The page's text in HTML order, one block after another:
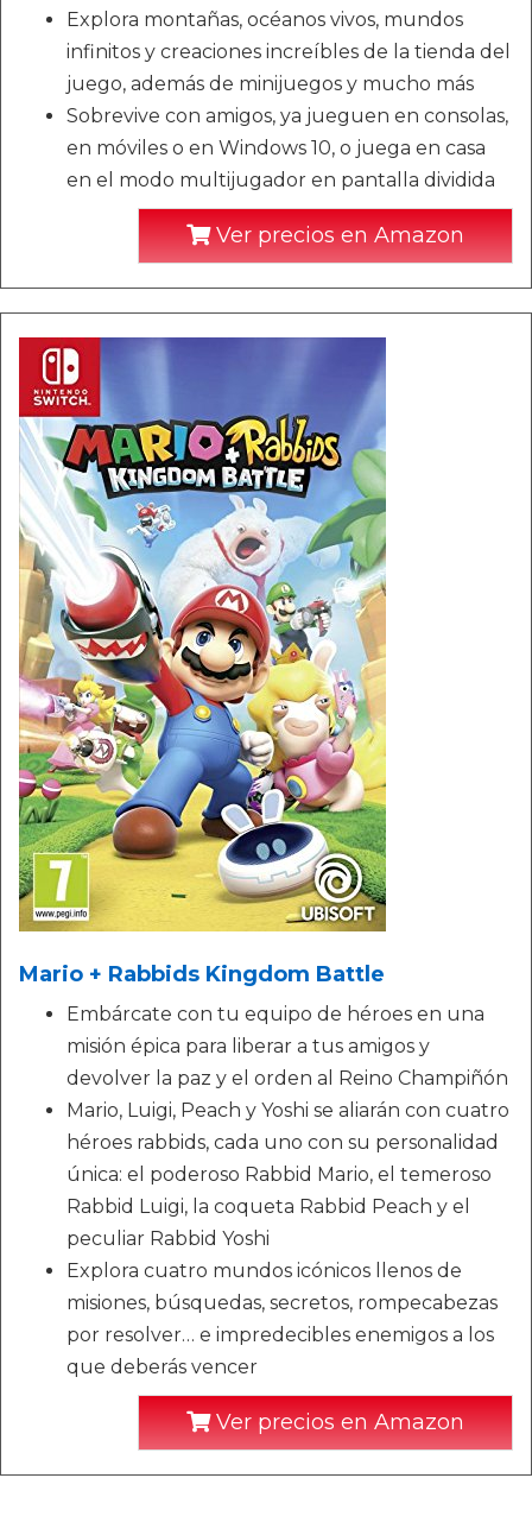
Explora montañas, océanos vivos, mundos
infinitos y creaciones increíbles de la tienda del
juego, además de minijuegos y mucho más
Sobrevive con amigos, ya jueguen en consolas,
en móviles o en Windows 10, o juega en casa
en el modo multijugador en pantalla dividida
Ver precios en Amazon
Mario + Rabbids Kingdom Battle
Embárcate con tu equipo de héroes en una
misión épica para liberar a tus amigos y
devolver la paz y el orden al Reino Champiñón
Mario, Luigi, Peach y Yoshi se aliarán con cuatro
héroes rabbids, cada uno con su personalidad
única: el poderoso Rabbid Mario, el temeroso
Rabbid Luigi, la coqueta Rabbid Peach y el
peculiar Rabbid Yoshi
Explora cuatro mundos icónicos llenos de
misiones, búsquedas, secretos, rompecabezas
por resolver… e impredecibles enemigos a los
que deberás vencer
Ver precios en Amazon